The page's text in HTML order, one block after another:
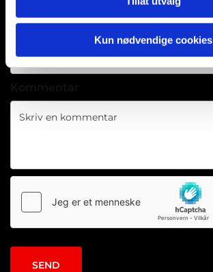
Kun nødvendige cookies
Kommentar